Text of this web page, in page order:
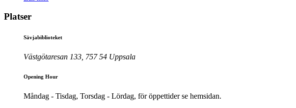
Platser
Sävjabiblioteket
Västgötaresan 133, 757 54 Uppsala
Opening Hour
Måndag - Tisdag, Torsdag - Lördag, för öppettider se hemsidan.